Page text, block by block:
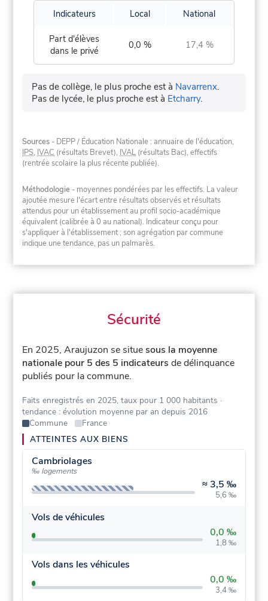
Indicateurs Local National
Part d'élèves
dans le privé
0,0 % 17,4 %
Pas de collège, le plus proche est à Navarrenx.
Pas de lycée, le plus proche est à Etcharry.
Sources - DEPP / Éducation Nationale : annuaire de l'éducation,
IPS, IVAC (résultats Brevet), IVAL (résultats Bac), effectifs
(rentrée scolaire la plus récente publiée).
Méthodologie - moyennes pondérées par les effectifs. La valeur
ajoutée mesure l'écart entre résultats observés et résultats
attendus pour un établissement au profil socio-académique
équivalent (calibrée à 0 au national). Indicateur conçu pour
s'appliquer à l'établissement ; son agrégation par commune
indique une tendance, pas un palmarès.
Sécurité
En 2025, Araujuzon se situesous la moyenne
nationale pour 5 des 5 indicateurs de délinquance
publiés pour la commune.
Faits enregistrés en 2025, taux pour 1 000 habitants ·
tendance : évolution moyenne par an depuis 2016
Commune
France
ATTEINTES AUX BIENS
Cambriolages
‰ logements
≈ 3,5 ‰
5,6 ‰
Vols de véhicules
0,0 ‰
1,8 ‰
Vols dans les véhicules
0,0 ‰
3,4 ‰